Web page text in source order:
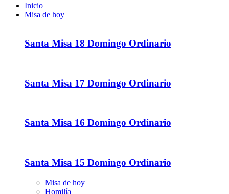
Inicio
Misa de hoy
Santa Misa 18 Domingo Ordinario
Santa Misa 17 Domingo Ordinario
Santa Misa 16 Domingo Ordinario
Santa Misa 15 Domingo Ordinario
Misa de hoy
Homilía